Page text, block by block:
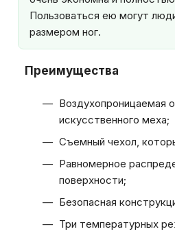
Пользоваться ею могут
размером ног.
Преимущества
Воздухопроницаемая
искусственного меха;
Съемный чехол,
Равномерное
поверхности;
Безопасная
Три температурных